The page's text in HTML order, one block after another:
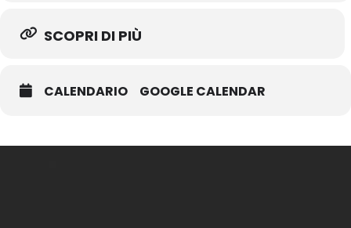
SCOPRI DI PIÙ
CALENDARIO GOOGLE CALENDAR